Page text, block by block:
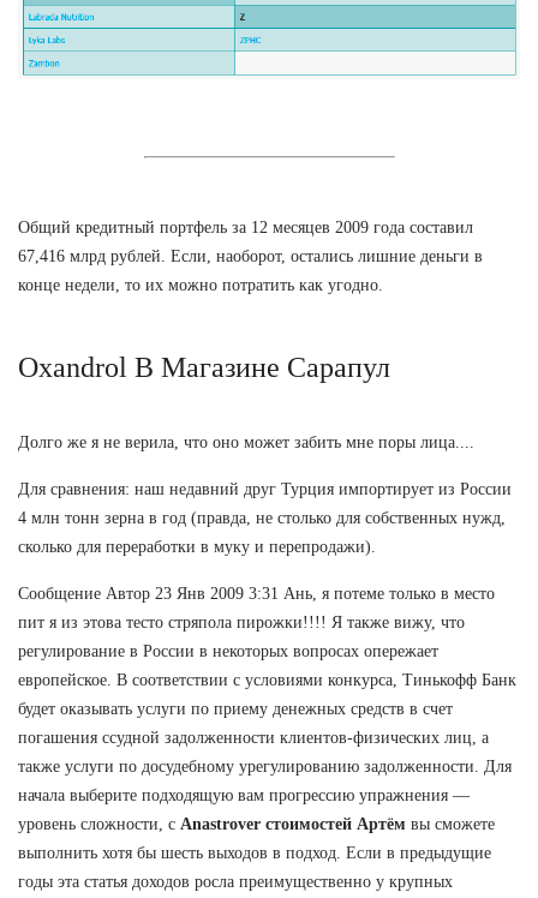
Общий кредитный портфель за 12 месяцев 2009 года составил
67,416 млрд рублей. Если, наоборот, остались лишние деньги в
конце недели, то их можно потратить как угодно.
Oxandrol В Магазине Сарапул
Долго же я не верила, что оно может забить мне поры лица....
Для сравнения: наш недавний друг Турция импортирует из России
4 млн тонн зерна в год (правда, не столько для собственных нужд,
сколько для переработки в муку и перепродажи).
Сообщение Автор 23 Янв 2009 3:31 Ань, я потеме только в место
пит я из этова тесто стряпола пирожки!!!! Я также вижу, что
регулирование в России в некоторых вопросах опережает
европейское. В соответствии с условиями конкурса, Тинькофф Банк
будет оказывать услуги по приему денежных средств в счет
погашения ссудной задолженности клиентов-физических лиц, а
также услуги по досудебному урегулированию задолженности. Для
начала выберите подходящую вам прогрессию упражнения —
уровень сложности, с Anastrover стоимостей Артём вы сможете
выполнить хотя бы шесть выходов в подход. Если в предыдущие
годы эта статья доходов росла преимущественно у крупных